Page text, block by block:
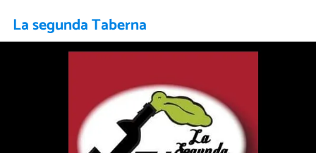
La segunda Taberna